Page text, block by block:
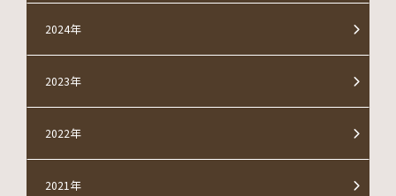
2024年
2023年
2022年
2021年